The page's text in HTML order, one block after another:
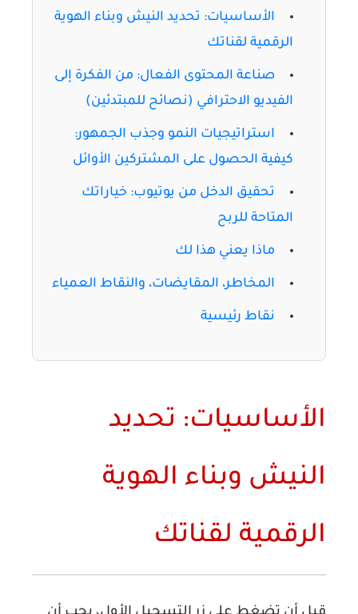
الأساسيات: تحديد النيش وبناء الهوية
الرقمية لقناتك
صناعة المحتوى الفعال: من الفكرة إلى
الفيديو الاحترافي (نصائح للمبتدئين)
استراتيجيات النمو وجذب الجمهور:
كيفية الحصول على المشتركين الأوائل
تحقيق الدخل من يوتيوب: خياراتك
المتاحة للربح
ماذا يعني هذا لك
المخاطر، المقايضات، والنقاط العمياء
نقاط رئيسية
الأساسيات: تحديد
النيش وبناء الهوية
الرقمية لقناتك